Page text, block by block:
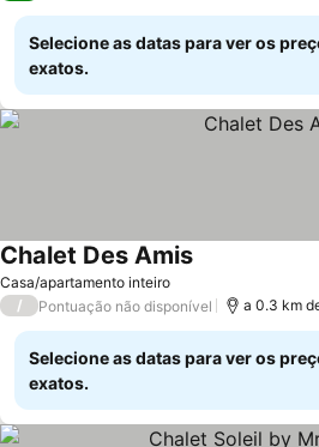
Selecione as datas para ver os
exatos.
Casa/apartamento inteiro
Chalet Des AmisVer preços
/ Pontuação não disponível a 0.3 km
Selecione as datas para ver os
exatos.